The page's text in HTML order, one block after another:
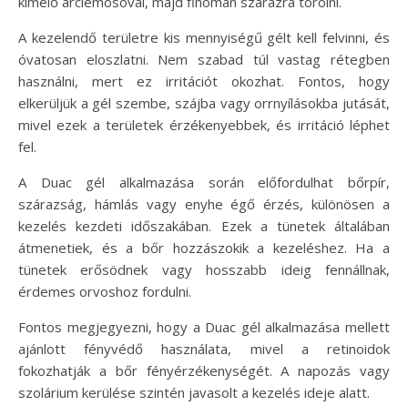
A kezelendő területre kis mennyiségű gélt kell felvinni, és
óvatosan eloszlatni. Nem szabad túl vastag rétegben
használni, mert ez irritációt okozhat. Fontos, hogy
elkerüljük a gél szembe, szájba vagy orrnyílásokba jutását,
mivel ezek a területek érzékenyebbek, és irritáció léphet
fel.
A Duac gél alkalmazása során előfordulhat bőrpír,
szárazság, hámlás vagy enyhe égő érzés, különösen a
kezelés kezdeti időszakában. Ezek a tünetek általában
átmenetiek, és a bőr hozzászokik a kezeléshez. Ha a
tünetek erősödnek vagy hosszabb ideig fennállnak,
érdemes orvoshoz fordulni.
Fontos megjegyezni, hogy a Duac gél alkalmazása mellett
ajánlott fényvédő használata, mivel a retinoidok
fokozhatják a bőr fényérzékenységét. A napozás vagy
szolárium kerülése szintén javasolt a kezelés ideje alatt.